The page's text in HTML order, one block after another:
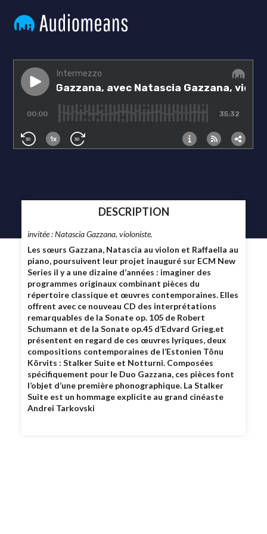
DESCRIPTION
invitée : Natascia Gazzana, violoniste.
Les sœurs Gazzana, Natascia au violon et Raffaella au
piano, poursuivent leur projet inauguré sur ECM New
Series il y a une dizaine d’années : imaginer des
programmes originaux combinant pièces du
répertoire classique et œuvres contemporaines. Elles
offrent avec ce nouveau CD des interprétations
remarquables de la Sonate op. 105 de Robert
Schumann et de la Sonate op.45 d’Edvard Grieg.et
présentent en regard de ces œuvres lyriques, deux
compositions contemporaines de l’Estonien Tõnu
Kõrvits : Stalker Suite et Notturni. Composées
spécifiquement pour le Duo Gazzana, ces pièces font
l’objet d’une première phonographique. La Stalker
Suite est un hommage explicite au grand cinéaste
Andrei Tarkovski